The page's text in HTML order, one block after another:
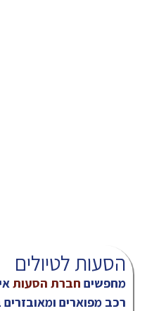
הסעות לטיולים
מחפשים חברת הסעות
רכב מפוארים